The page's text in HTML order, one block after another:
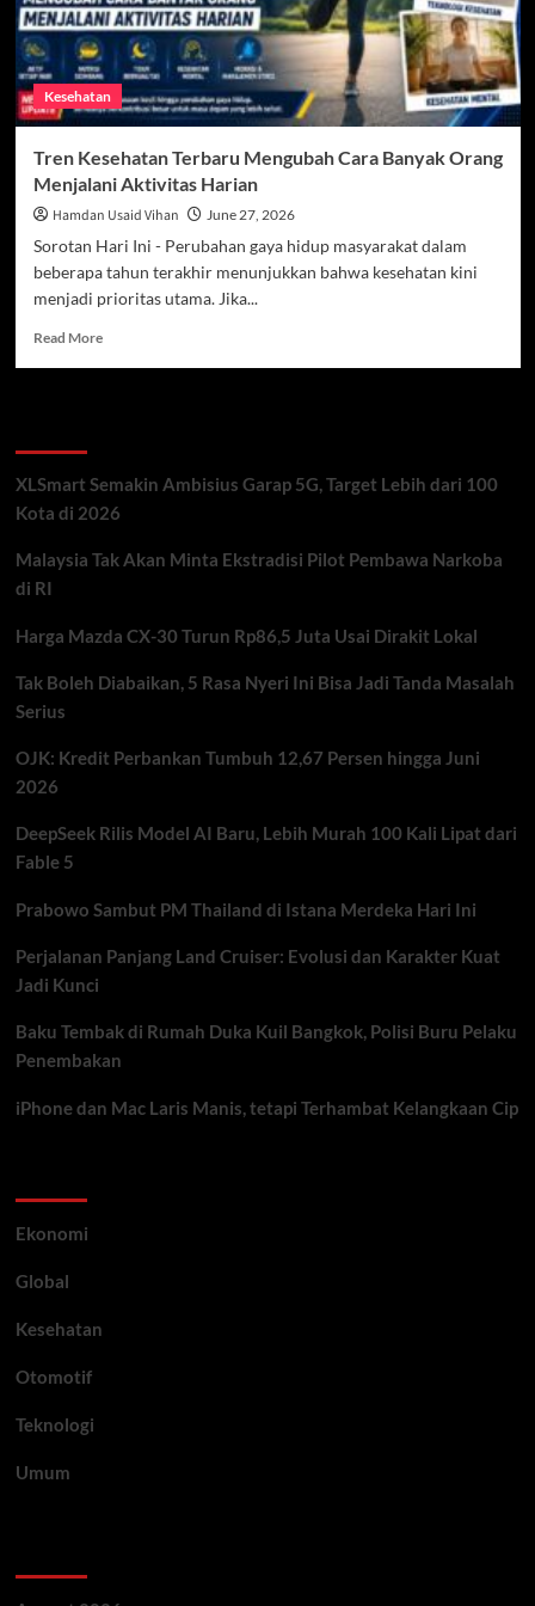
Kesehatan
Tren Kesehatan Terbaru Mengubah Cara Banyak Orang
Menjalani Aktivitas Harian
Hamdan Usaid Vihan June 27, 2026
Sorotan Hari Ini - Perubahan gaya hidup masyarakat dalam
beberapa tahun terakhir menunjukkan bahwa kesehatan kini
menjadi prioritas utama. Jika...
Read MoreRead
Cara
Banyak
Menjalani
XLSmart Semakin Ambisius Garap 5G, Target Lebih dari 100
Kota di 2026
Malaysia Tak Akan Minta Ekstradisi Pilot Pembawa Narkoba
di RI
Harga Mazda CX-30 Turun Rp86,5 Juta Usai Dirakit Lokal
Tak Boleh Diabaikan, 5 Rasa Nyeri Ini Bisa Jadi Tanda Masalah
Serius
OJK: Kredit Perbankan Tumbuh 12,67 Persen hingga Juni
2026
DeepSeek Rilis Model AI Baru, Lebih Murah 100 Kali Lipat dari
Fable 5
Prabowo Sambut PM Thailand di Istana Merdeka Hari Ini
Perjalanan Panjang Land Cruiser: Evolusi dan Karakter Kuat
Jadi Kunci
Baku Tembak di Rumah Duka Kuil Bangkok, Polisi Buru Pelaku
Penembakan
iPhone dan Mac Laris Manis, tetapi Terhambat Kelangkaan Cip
Ekonomi
Global
Kesehatan
Otomotif
Teknologi
Umum